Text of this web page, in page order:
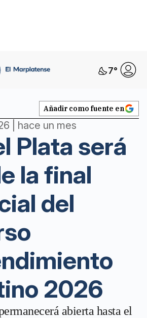
7°
Añadir como fuente en
| hace un mes
Plata será
la final
del
2026
abierta hasta el